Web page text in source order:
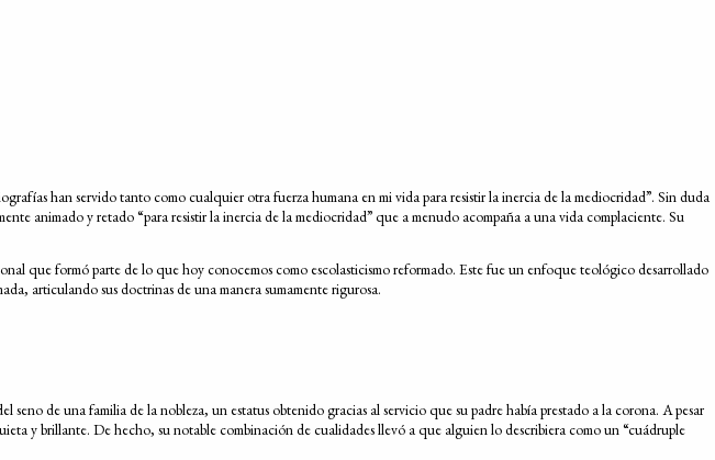
han servido tanto como cualquier otra fuerza humana en mi vida para resistir la inercia de la mediocridad”. Sin duda
animado y retado “para resistir la inercia de la mediocridad” que a menudo acompaña a una vida complaciente. Su
que formó parte de lo que hoy conocemos como escolasticismo reformado. Este fue un enfoque teológico desarrollado
articulando sus doctrinas de una manera sumamente rigurosa.
de una familia de la nobleza, un estatus obtenido gracias al servicio que su padre había prestado a la corona. A pesar
y brillante. De hecho, su notable combinación de cualidades llevó a que alguien lo describiera como un “cuádruple